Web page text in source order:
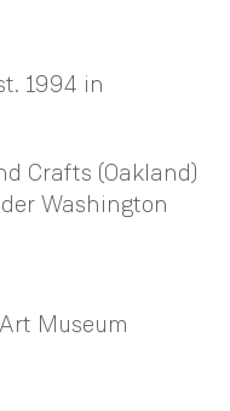
1994 in
Crafts (Oakland)
Washington
Museum